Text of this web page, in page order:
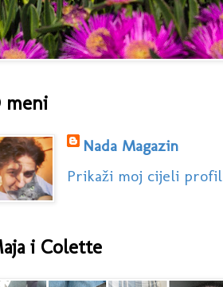
meni
Nada Magazin
Prikaži moj cijeli profil
i Colette